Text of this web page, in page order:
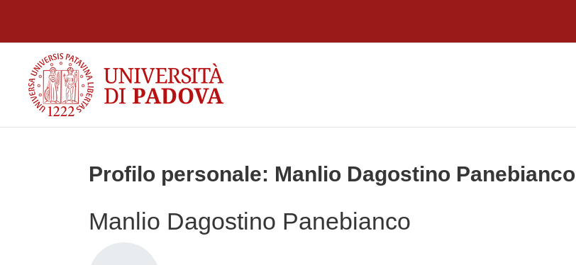
Profilo personale: Manlio Dagostino Panebianco
Manlio Dagostino Panebianco